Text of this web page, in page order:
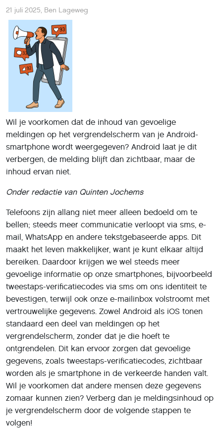
21 juli 2025, Ben Lageweg
Wil je voorkomen dat de inhoud van gevoelige
meldingen op het vergrendelscherm van je Android-
smartphone wordt weergegeven? Android laat je dit
verbergen, de melding blijft dan zichtbaar, maar de
inhoud ervan niet.
Onder redactie van Quinten Jochems
Telefoons zijn allang niet meer alleen bedoeld om te
bellen; steeds meer communicatie verloopt via sms, e-
mail, WhatsApp en andere tekstgebaseerde apps. Dit
maakt het leven makkelijker, want je kunt elkaar altijd
bereiken. Daardoor krijgen we wel steeds meer
gevoelige informatie op onze smartphones, bijvoorbeeld
tweestaps-verificatiecodes via sms om ons identiteit te
bevestigen, terwijl ook onze e-mailinbox volstroomt met
vertrouwelijke gegevens. Zowel Android als iOS tonen
standaard een deel van meldingen op het
vergrendelscherm, zonder dat je die hoeft te
ontgrendelen. Dit kan ervoor zorgen dat gevoelige
gegevens, zoals tweestaps-verificatiecodes, zichtbaar
worden als je smartphone in de verkeerde handen valt.
Wil je voorkomen dat andere mensen deze gegevens
zomaar kunnen zien? Verberg dan je meldingsinhoud op
je vergrendelscherm door de volgende stappen te
volgen!